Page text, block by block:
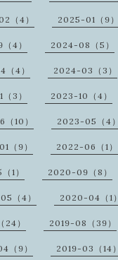
（4） 2025-01（9）
4） 2024-08（5）
4） 2024-03（3）
3） 2023-10（4）
10） 2023-05（4）
（9） 2022-06（1）
1） 2020-09（8）
（4） 2020-04（1）
） 2019-08（39）
（9） 2019-03（14）